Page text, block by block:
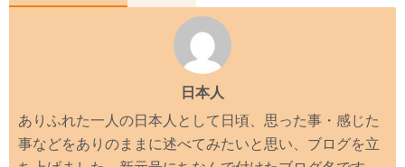
日本人
ありふれた一人の日本人として日頃、思った事・感じた
事などをありのままに述べてみたいと思い、ブログを立